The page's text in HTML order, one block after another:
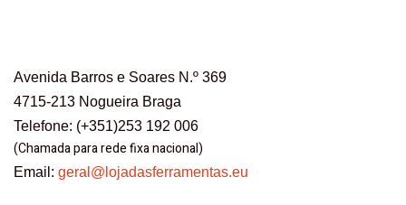
Avenida Barros e Soares N.º 369
4715-213 Nogueira Braga
Telefone: (+351)253 192 006
(Chamada para rede fixa nacional)
Email: geral@lojadasferramentas.eu